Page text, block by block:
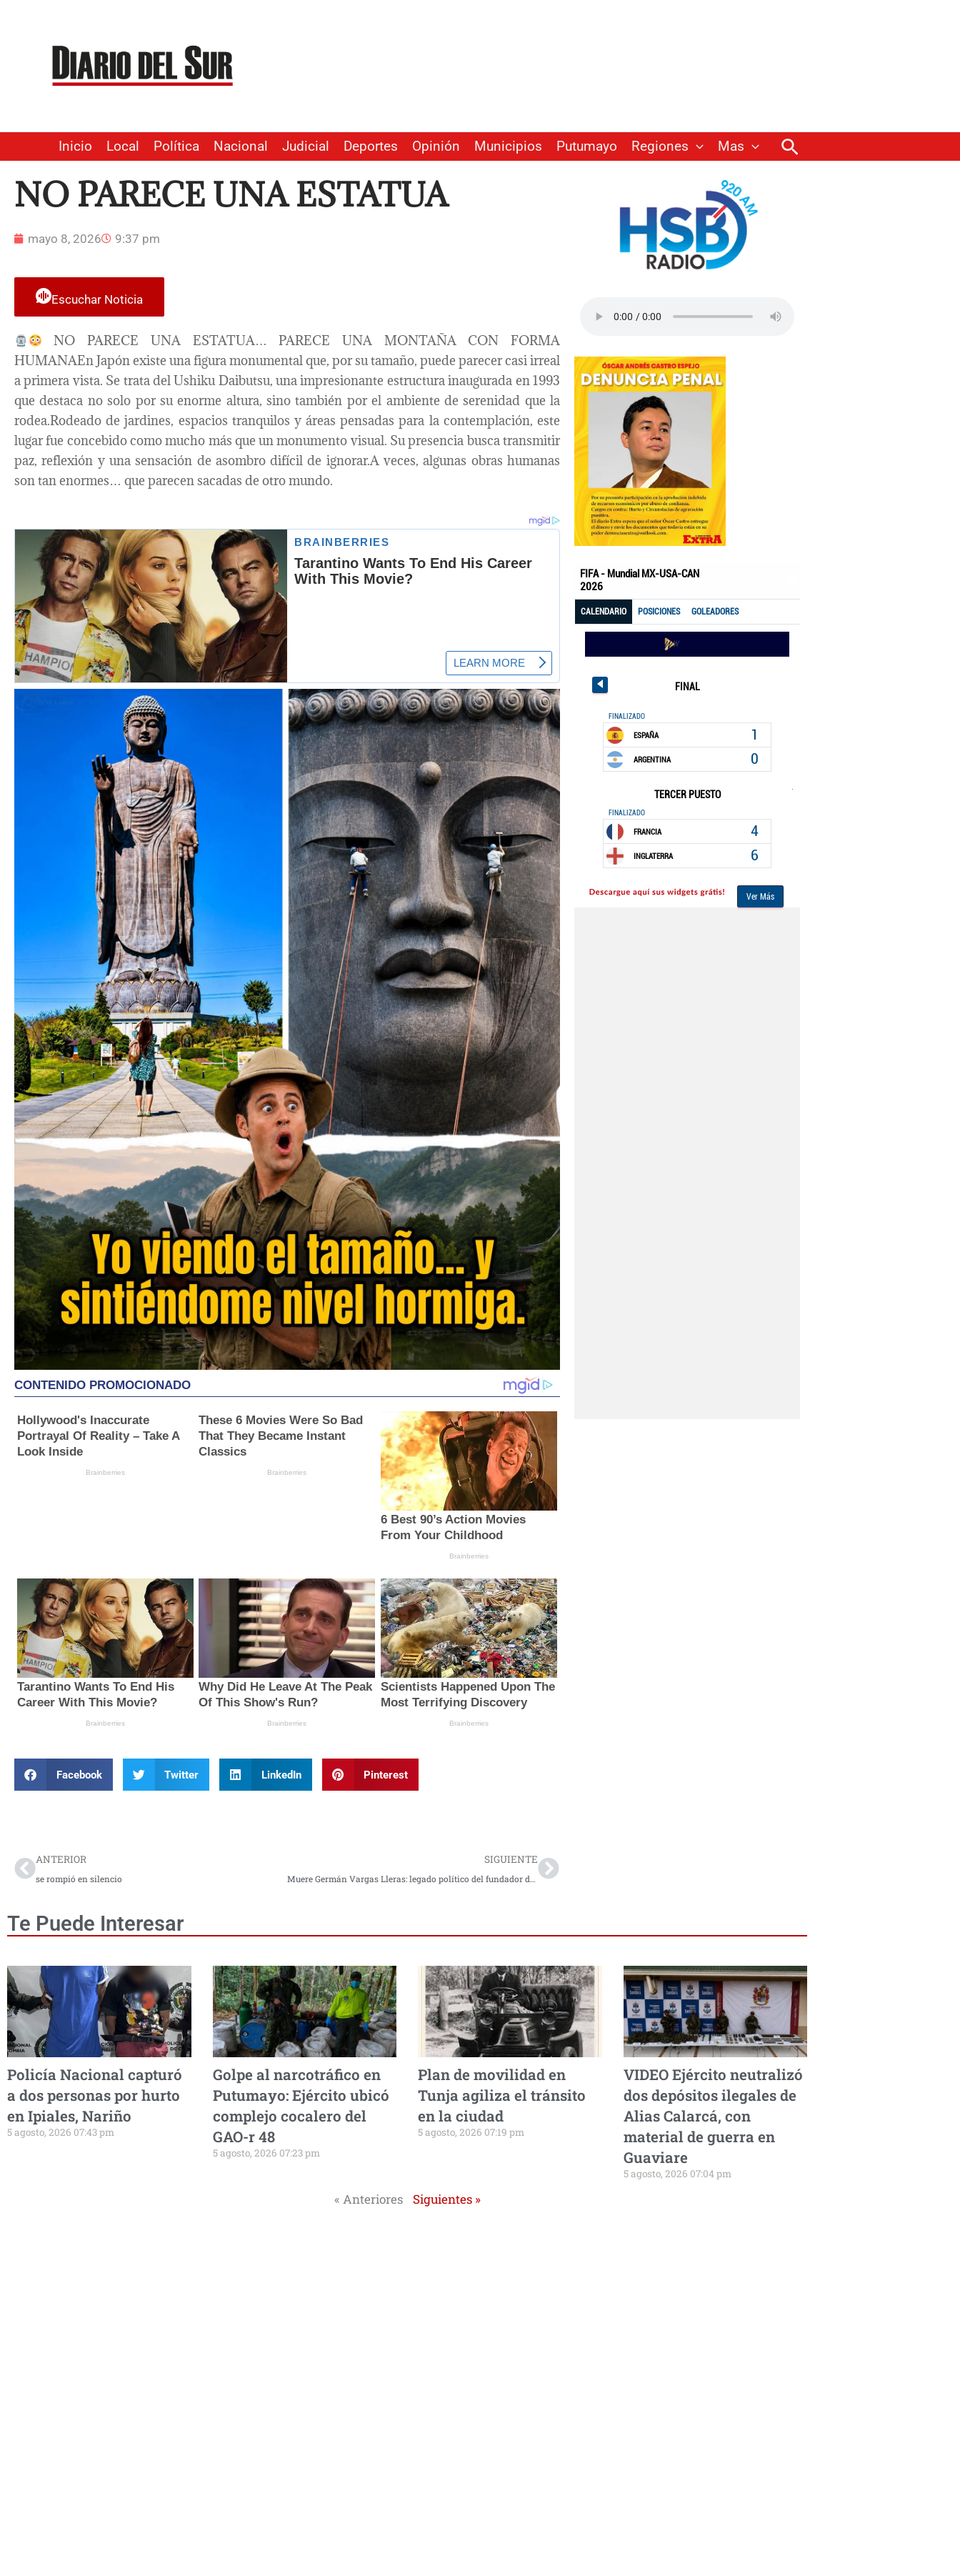
contenido
Inicio Local Política Nacional Judicial Deportes Opinión Municipios Putumayo Regiones Mas Buscar
NO PARECE UNA ESTATUA
mayo 8, 2026 9:37 pm
Escuchar Noticia
NO PARECE UNA ESTATUA… PARECE UNA MONTAÑA CON FORMA
HUMANAEn Japón existe una figura monumental que, por su tamaño, puede parecer casi irreal
a primera vista. Se trata del Ushiku Daibutsu, una impresionante estructura inaugurada en 1993
que destaca no solo por su enorme altura, sino también por el ambiente de serenidad que la
rodea.Rodeado de jardines, espacios tranquilos y áreas pensadas para la contemplación, este
lugar fue concebido como mucho más que un monumento visual. Su presencia busca transmitir
paz, reflexión y una sensación de asombro difícil de ignorar.A veces, algunas obras humanas
son tan enormes… que parecen sacadas de otro mundo.
Facebook Twitter LinkedIn Pinterest
ANTERIOR
se rompió en silencio
SIGUIENTE
Muere Germán Vargas Lleras: legado político del fundador de Cambio Radical en Colombia
Te Puede Interesar
Policía Nacional capturó
a dos personas por hurto
en Ipiales, Nariño
5 agosto, 2026 07:43 pm
Golpe al narcotráfico en
Putumayo: Ejército ubicó
complejo cocalero del
GAO-r 48
5 agosto, 2026 07:23 pm
Plan de movilidad en
Tunja agiliza el tránsito
en la ciudad
5 agosto, 2026 07:19 pm
VIDEO Ejército neutralizó
dos depósitos ilegales de
Alias Calarcá, con
material de guerra en
Guaviare
5 agosto, 2026 07:04 pm
« Anteriores Siguientes »